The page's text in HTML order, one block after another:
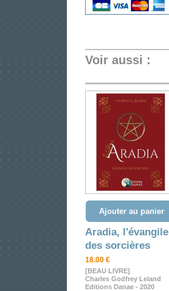
Voir aussi :
Ajouter au panier
Aradia, l'évangile
des sorcières
18.00 €
[BEAU LIVRE]
Charles Godfrey Leland
Editions Danae - 2020